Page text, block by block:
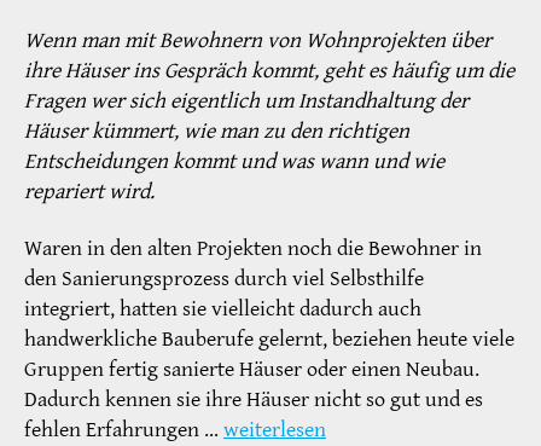
Wenn man mit Bewohnern von Wohnprojekten über
ihre Häuser ins Gespräch kommt, geht es häufig um die
Fragen wer sich eigentlich um Instandhaltung der
Häuser kümmert, wie man zu den richtigen
Entscheidungen kommt und was wann und wie
repariert wird.
Waren in den alten Projekten noch die Bewohner in
den Sanierungsprozess durch viel Selbsthilfe
integriert, hatten sie vielleicht dadurch auch
handwerkliche Bauberufe gelernt, beziehen heute viele
Gruppen fertig sanierte Häuser oder einen Neubau.
Dadurch kennen sie ihre Häuser nicht so gut und es
fehlen Erfahrungen … weiterlesen